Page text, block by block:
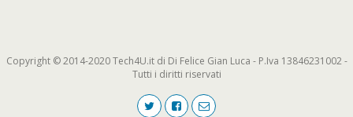
Copyright © 2014-2020 Tech4U.it di Di Felice Gian Luca - P.Iva 13846231002 -
Tutti i diritti riservati